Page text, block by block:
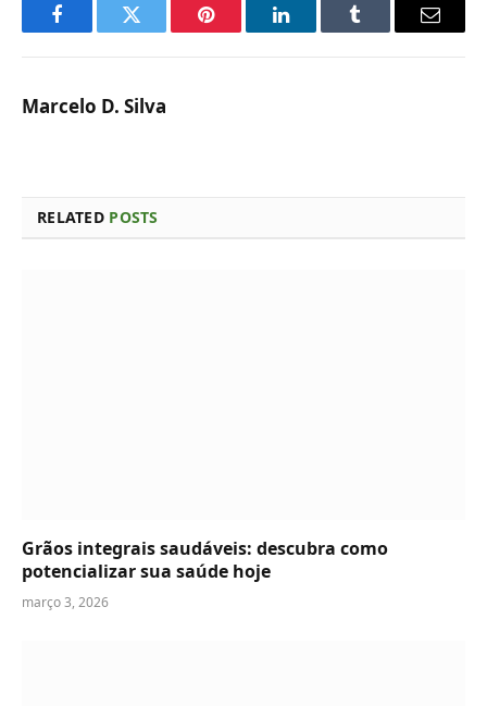
FacebookTwitter Pinterest LinkedInTumblr Email
Marcelo D. Silva
RELATED POSTS
Grãos integrais saudáveis: descubra como
potencializar sua saúde hoje
março 3, 2026